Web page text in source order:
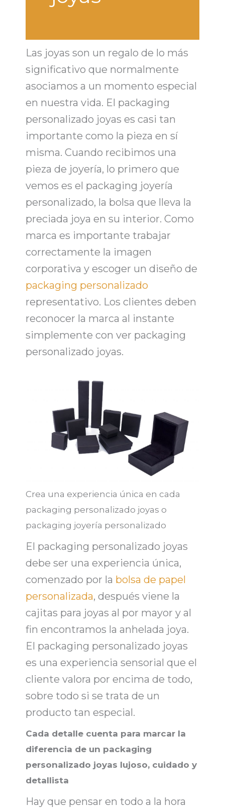
Las joyas son un regalo de lo más
significativo que normalmente
asociamos a un momento especial
en nuestra vida. El packaging
personalizado joyas es casi tan
importante como la pieza en sí
misma. Cuando recibimos una
pieza de joyería, lo primero que
vemos es el packaging joyería
personalizado, la bolsa que lleva la
preciada joya en su interior. Como
marca es importante trabajar
correctamente la imagen
corporativa y escoger un diseño de
packaging personalizado
representativo. Los clientes deben
reconocer la marca al instante
simplemente con ver packaging
personalizado joyas.
Crea una experiencia única en cada
packaging personalizado joyas o
packaging joyería personalizado
El packaging personalizado joyas
debe ser una experiencia única,
comenzado por la bolsa de papel
personalizada, después viene la
cajitas para joyas al por mayor y al
fin encontramos la anhelada joya.
El packaging personalizado joyas
es una experiencia sensorial que el
cliente valora por encima de todo,
sobre todo si se trata de un
producto tan especial.
Cada detalle cuenta para marcar la
diferencia de un packaging
personalizado joyas lujoso, cuidado y
detallista
Hay que pensar en todo a la hora